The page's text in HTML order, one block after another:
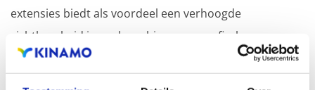
extensies biedt als voordeel een verhoogde
zichtbaarheid in zoekmachines, geografische
aanwezigheid en verbeterde aanwezigheid bij lokale